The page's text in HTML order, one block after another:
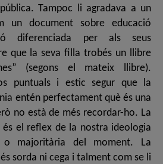
Tampoc li agradava a un
un document sobre educació
diferenciada per als seus
que la seva filla trobés un llibre
(segons el mateix llibre).
puntuals i estic segur que la
entén perfectament què és una
no està de més recordar-ho. La
el reflex de la nostra ideologia
majoritària del moment. La
sorda ni cega i talment com se li